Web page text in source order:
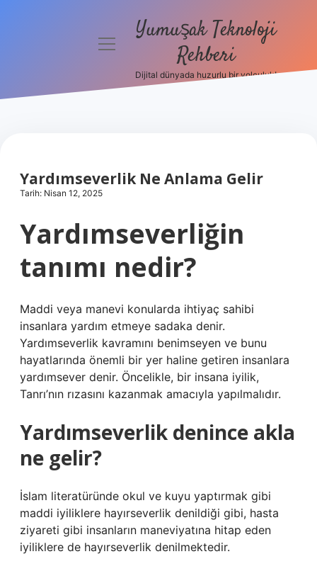
menüyüYumuşak Teknoloji
Rehberi
Dijital dünyada huzurlu bir yolculuk!
Yardımseverlik Ne Anlama Gelir
Tarih: Nisan 12, 2025
Yardımseverliğin
tanımı nedir?
Maddi veya manevi konularda ihtiyaç sahibi
insanlara yardım etmeye sadaka denir.
Yardımseverlik kavramını benimseyen ve bunu
hayatlarında önemli bir yer haline getiren insanlara
yardımsever denir. Öncelikle, bir insana iyilik,
Tanrı’nın rızasını kazanmak amacıyla yapılmalıdır.
Yardımseverlik denince akla
ne gelir?
İslam literatüründe okul ve kuyu yaptırmak gibi
maddi iyiliklere hayırseverlik denildiği gibi, hasta
ziyareti gibi insanların maneviyatına hitap eden
iyiliklere de hayırseverlik denilmektedir.